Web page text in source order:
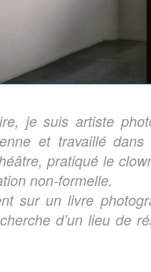
je suis artiste
et travaillé
pratiqué le
non-formelle.
sur un livre
d’un lieu de